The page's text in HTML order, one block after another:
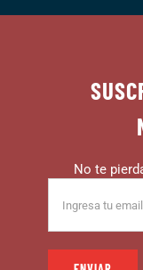
No te